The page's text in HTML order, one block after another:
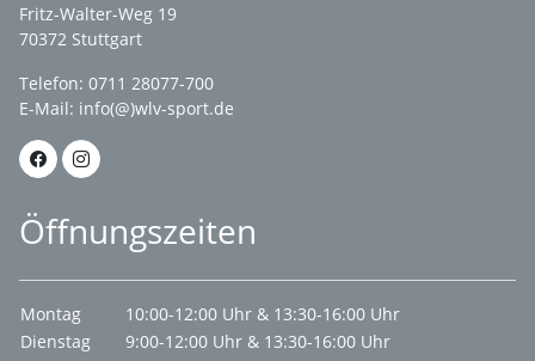
Fritz-Walter-Weg 19
70372 Stuttgart
Telefon: 0711 28077-700
E-Mail: info(@)wlv-sport.de
Öffnungszeiten
Montag
10:00-12:00 Uhr & 13:30-16:00 Uhr
Dienstag
9:00-12:00 Uhr & 13:30-16:00 Uhr